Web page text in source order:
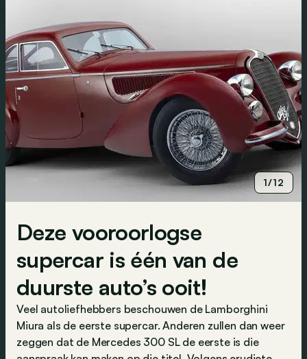
1/12
Deze vooroorlogse
supercar is één van de
duurste auto’s ooit!
Veel autoliefhebbers beschouwen de Lamborghini
Miura als de eerste supercar. Anderen zullen dan weer
zeggen dat de Mercedes 300 SLde eerste is die